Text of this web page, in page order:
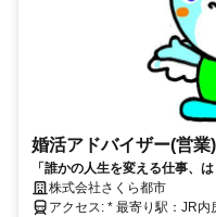
婚活アドバイザー(営業)
「誰かの人生を変える仕事、
からでもスタートできます
株式会社さくら都市
アクセス: * 最寄り駅